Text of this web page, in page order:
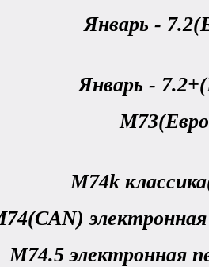
Январь -
Январь -
M74k
M74.5 электронная